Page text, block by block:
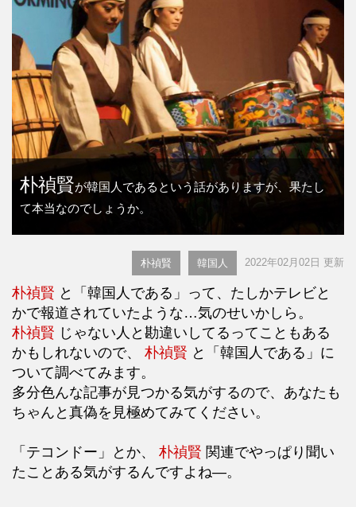
朴禎賢が韓国人であるという話がありますが、果たし
て本当なのでしょうか。
朴禎賢 韓国人 2022年02月02日 更新
朴禎賢 と「韓国人である」って、たしかテレビと
かで報道されていたような…気のせいかしら。
朴禎賢 じゃない人と勘違いしてるってこともある
かもしれないので、 朴禎賢 と「韓国人である」に
ついて調べてみます。
多分色んな記事が見つかる気がするので、あなたも
ちゃんと真偽を見極めてみてください。
「テコンドー」とか、 朴禎賢 関連でやっぱり聞い
たことある気がするんですよね―。